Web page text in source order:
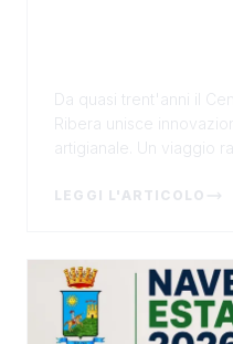
Da quasi trent'anni il
Ribera unisce
artigianale. Un viaggio
LEGGI L'ARTICOLO